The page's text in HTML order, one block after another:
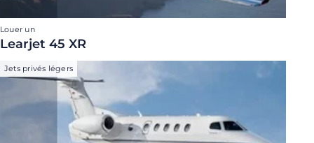
Louer un
Learjet 45 XR
Jets privés légers